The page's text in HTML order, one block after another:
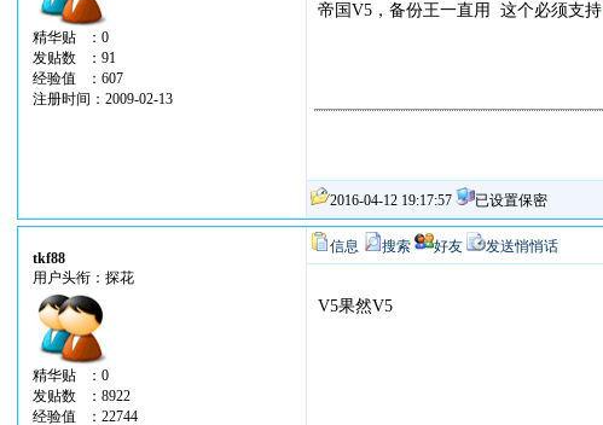
精华贴 ：0
发贴数 ：91
经验值 ：607
注册时间：2009-02-13
帝国V5，备份王一直用 这个必须支持
2016-04-12 19:17:57 已设置保密
tkf88
用户头衔：探花
精华贴 ：0
发贴数 ：8922
经验值 ：22744
信息 搜索 好友 发送悄悄话
V5果然V5